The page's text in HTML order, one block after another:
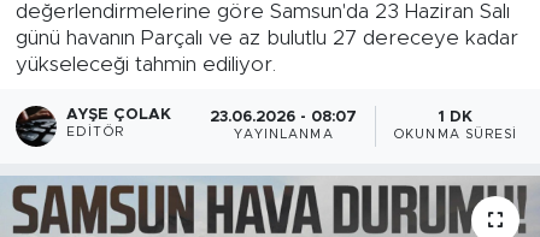
değerlendirmelerine göre Samsun'da 23 Haziran Salı
günü havanın Parçalı ve az bulutlu 27 dereceye kadar
yükseleceği tahmin ediliyor.
AYŞE ÇOLAK
EDITÖR
23.06.2026 - 08:07
YAYINLANMA
1 DK
OKUNMA SÜRESI
Süper Lig Puan Durumu ve Fikstür
Haber Arşivi